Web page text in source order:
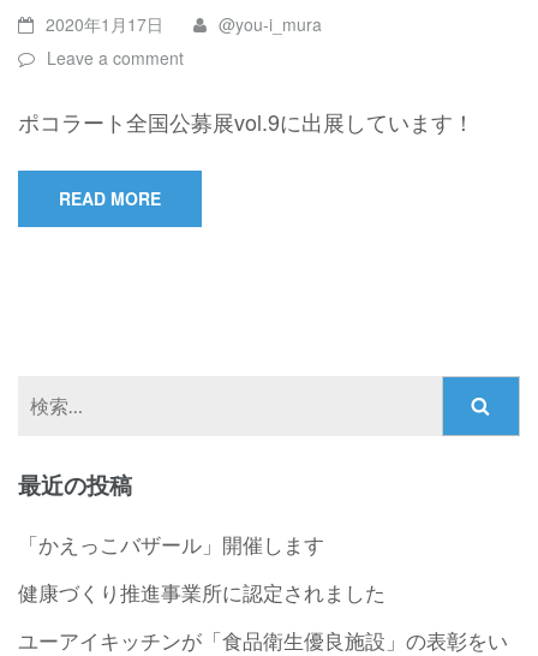
2020年1月17日
@you-i_mura
Leave a comment
ポコラート全国公募展vol.9に出展しています！
READ MORE
最近の投稿
「かえっこバザール」開催します
健康づくり推進事業所に認定されました
ユーアイキッチンが「食品衛生優良施設」の表彰をい